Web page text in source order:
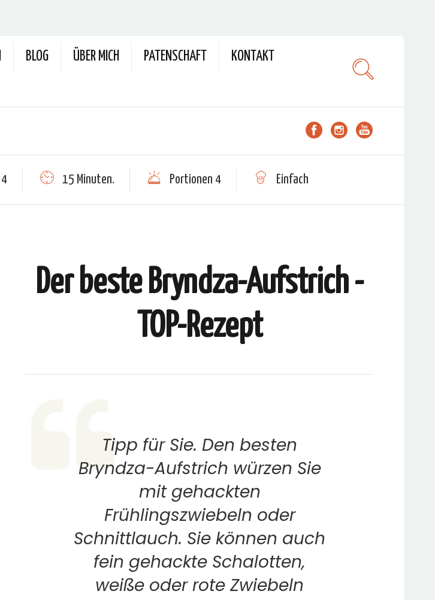
BLOG ÜBER MICH PATENSCHAFT KONTAKT
4 15 Minuten. Portionen 4 Einfach
Der beste Bryndza-Aufstrich -
TOP-Rezept
Tipp für Sie. Den besten
Bryndza-Aufstrich würzen Sie
mit gehackten
Frühlingszwiebeln oder
Schnittlauch. Sie können auch
fein gehackte Schalotten,
weiße oder rote Zwiebeln